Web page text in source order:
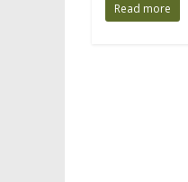
Read more